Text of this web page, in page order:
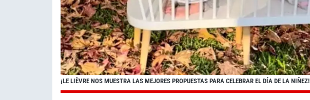
¡LE LIÈVRE NOS MUESTRA LAS MEJORES PROPUESTAS PARA CELEBRAR EL DÍA DE LA NIÑEZ!